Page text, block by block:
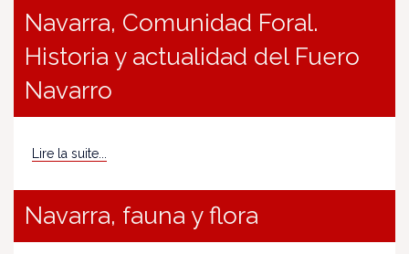
Navarra, Comunidad Foral.
Historia y actualidad del Fuero
Navarro
Lire la suite...
Navarra, fauna y flora